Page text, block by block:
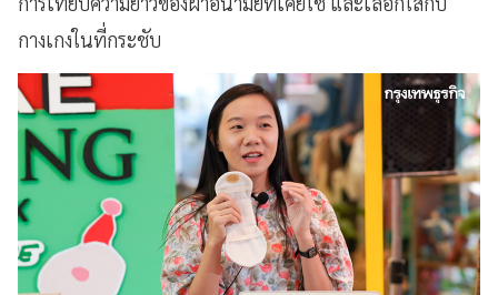
กางเกงในที่กระชับ